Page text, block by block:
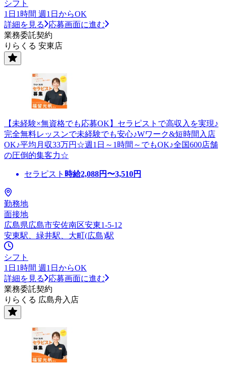
シフト
1日1時間 週1日からOK
詳細を見る
応募画面に進む
業務委託契約
りらくる 安東店
【未経験×無資格でも応募OK】セラピストで高収入を実現♪
完全無料レッスンで未経験でも安心♪Wワーク&短時間入店
OK♪平均月収33万円☆週1日～1時間～でもOK♪全国600店舗
の圧倒的集客力☆
セラピスト 時給2,088円〜3,510円
勤務地
面接地
広島県広島市安佐南区安東1-5-12
安東駅、緑井駅、大町(広島)駅
シフト
1日1時間 週1日からOK
詳細を見る
応募画面に進む
業務委託契約
りらくる 広島舟入店